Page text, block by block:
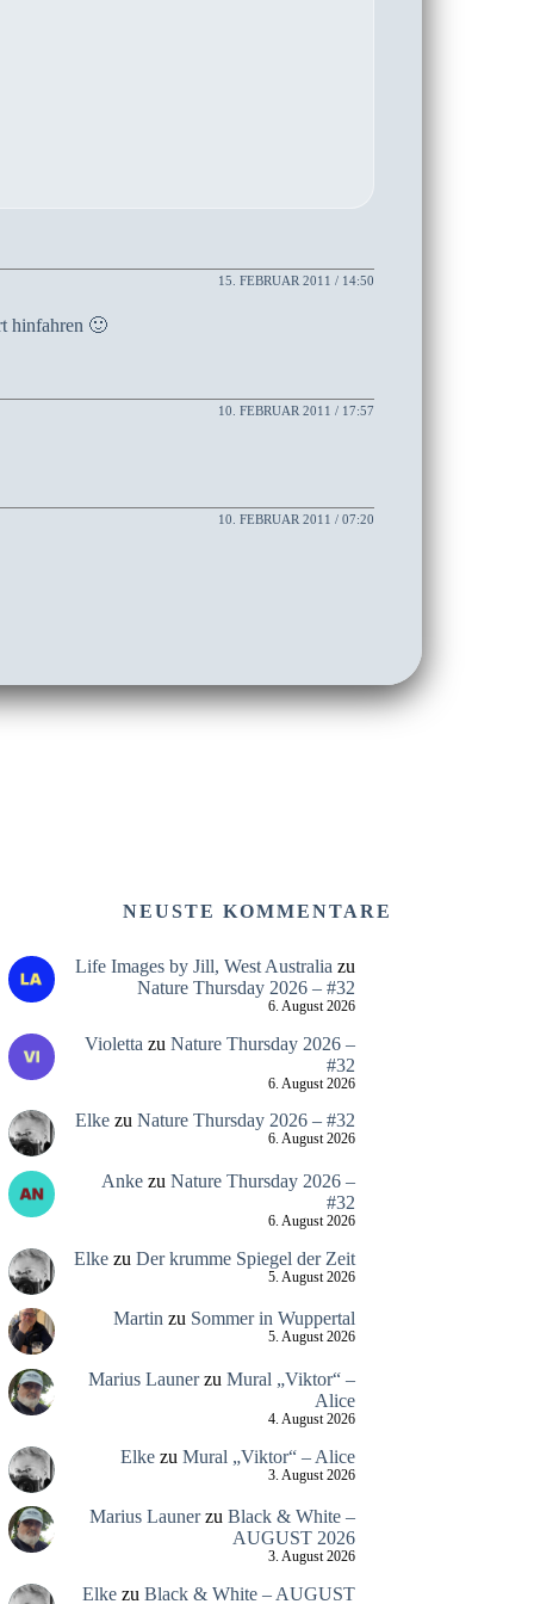
15. FEBRUAR 2011 / 14:50
hinfahren 🙂
10. FEBRUAR 2011 / 17:57
10. FEBRUAR 2011 / 07:20
NEUSTE KOMMENTARE
Life Images by Jill, West Australia zu
Nature Thursday 2026 – #32
6. August 2026
Violetta zu Nature Thursday 2026 –
#32
6. August 2026
Elkezu Nature Thursday 2026 – #32
6. August 2026
Ankezu Nature Thursday 2026 –
#32
6. August 2026
Elkezu Der krumme Spiegel der Zeit
5. August 2026
Martinzu Sommer in Wuppertal
5. August 2026
Marius Launerzu Mural „Viktor“ –
Alice
4. August 2026
Elkezu Mural „Viktor“ – Alice
3. August 2026
Marius Launerzu Black & White –
AUGUST 2026
3. August 2026
Elkezu Black & White – AUGUST